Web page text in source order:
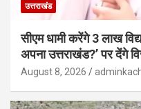
उत्तराखंड
सीएम धामी करेंगे 3 लाख
अपना उत्तराखंड?’ पर देंगे
August 8, 2026